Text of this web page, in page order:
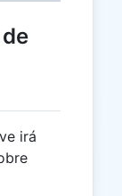
irá